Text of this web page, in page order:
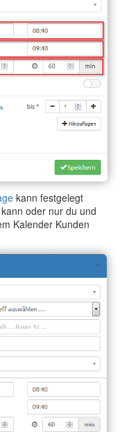
kann festgelegt
oder nur du und
Kalender Kunden